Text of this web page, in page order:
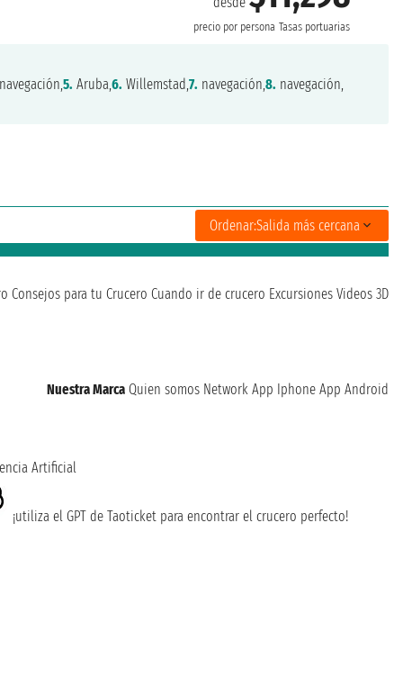
precio por persona Tasas portuarias
navegación,5. Aruba,6. Willemstad,7. navegación,8. navegación,
Ordenar:Salida más cercana
Consejos para tu Crucero Cuando ir de crucero Excursiones Videos 3D
Nuestra Marca Quien somos Network App Iphone App Android
Artificial
¡utiliza el GPT de Taoticket para encontrar el crucero perfecto!